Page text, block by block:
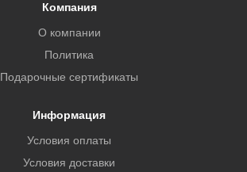
Компания
О компании
Политика
Подарочные сертификаты
Информация
Условия оплаты
Условия доставки